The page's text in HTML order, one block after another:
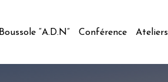
Boussole “A.D.N” Conférence Ateliers